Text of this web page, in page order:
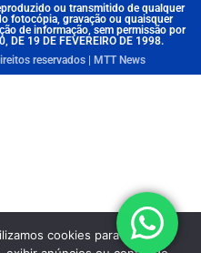
ou transmitido de qualquer
fotocópia, gravação ou quaisquer
de informação, sem permissão por
DE 19 DE FEVEREIRO DE 1998.
reservados | MTT News
cookies para aprimorar